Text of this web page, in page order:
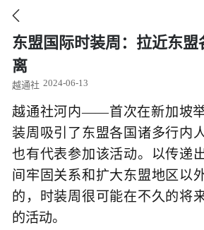

东盟国际时装周：拉近东盟
离
越通社 2024-06-13
越通社河内——首次在新加坡
装周吸引了东盟各国诸多行内
也有代表参加该活动。以传递
间牢固关系和扩大东盟地区以
的，时装周很可能在不久的将
的活动。